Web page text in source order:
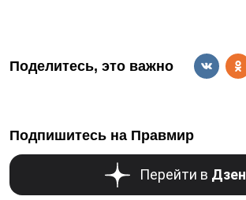
Поделитесь, это важно
Подпишитесь на Правмир
Перейти в Дзен